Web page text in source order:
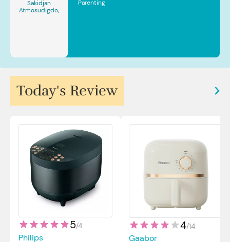
Sakidjan
Atmosudigdo,
Parenting
Today's Review
5/4
Philips
4/14
Gaabor